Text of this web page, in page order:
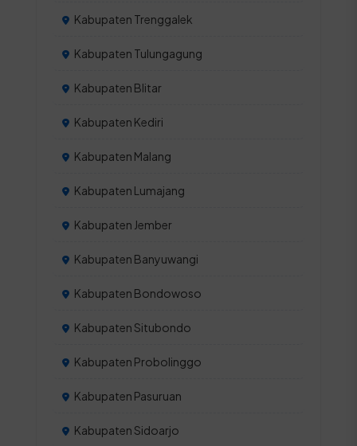
Kabupaten Trenggalek
Kabupaten Tulungagung
Kabupaten Blitar
Kabupaten Kediri
Kabupaten Malang
Kabupaten Lumajang
Kabupaten Jember
Kabupaten Banyuwangi
Kabupaten Bondowoso
Kabupaten Situbondo
Kabupaten Probolinggo
Kabupaten Pasuruan
Kabupaten Sidoarjo